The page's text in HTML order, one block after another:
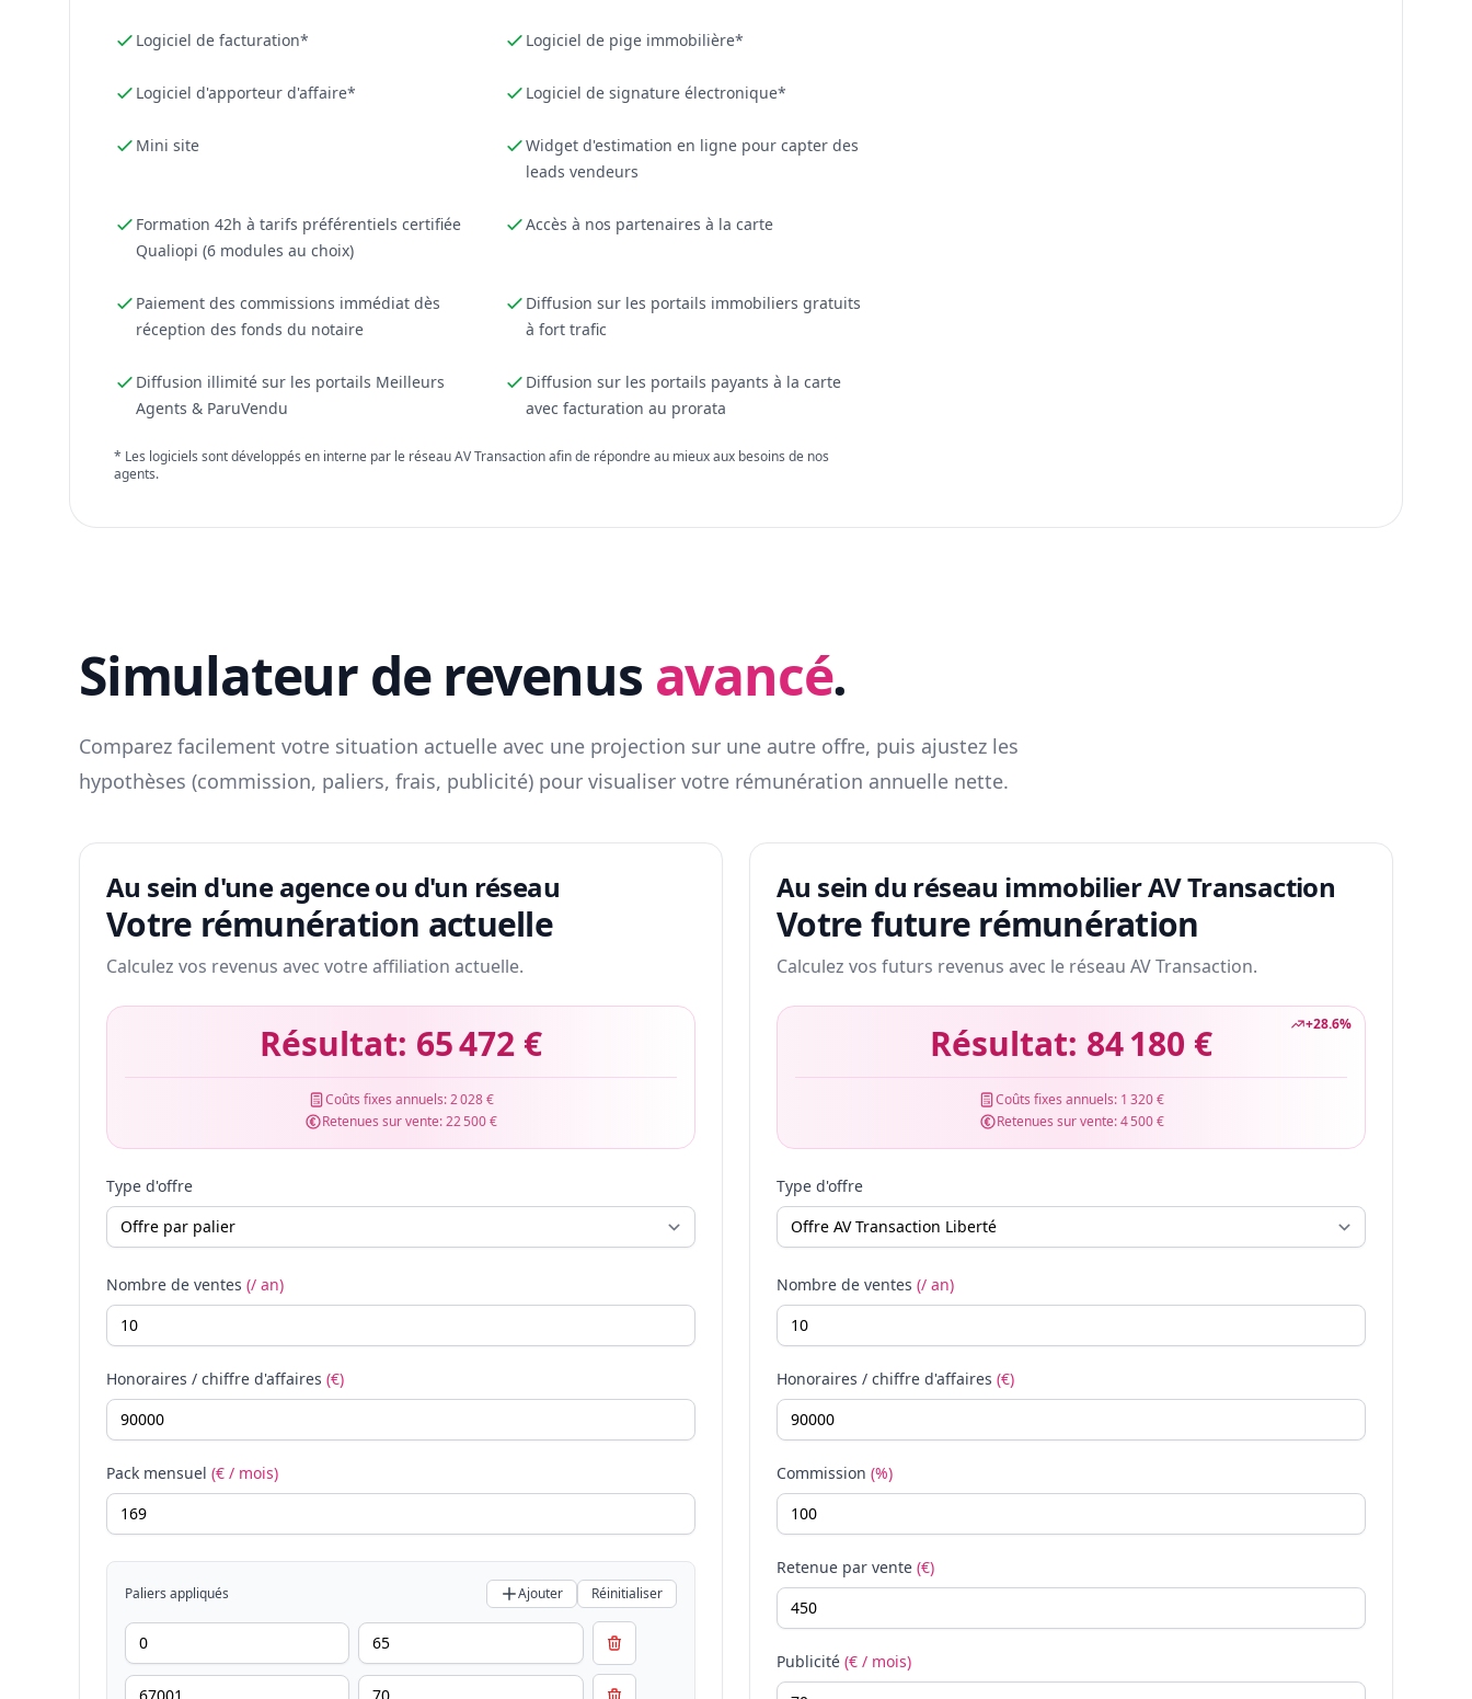
Logiciel de facturation* Logiciel de pige immobilière*
Logiciel d'apporteur d'affaire* Logiciel de signature électronique*
Mini site
Widget d'estimation en ligne pour capter des
leads vendeurs
Formation 42h à tarifs préférentiels certifiée
Qualiopi (6 modules au choix)
Accès à nos partenaires à la carte
Paiement des commissions immédiat dès
réception des fonds du notaire
Diffusion sur les portails immobiliers gratuits
à fort trafic
Diffusion illimité sur les portails Meilleurs
Agents & ParuVendu
Diffusion sur les portails payants à la carte
avec facturation au prorata
* Les logiciels sont développés en interne par le réseau AV Transaction afin de répondre au mieux aux besoins de nos
agents.
Simulateur de revenus avancé.
Comparez facilement votre situation actuelle avec une projection sur une autre offre, puis ajustez les
hypothèses (commission, paliers, frais, publicité) pour visualiser votre rémunération annuelle nette.
Au sein d'une agence ou d'un réseau
Votre rémunération actuelle
Calculez vos revenus avec votre affiliation actuelle.
Résultat: 65 472 €
Coûts fixes annuels:2 028 €
Retenues sur vente:22 500 €
Type d'offre
Nombre de ventes (/ an)
Honoraires / chiffre d'affaires (€)
Pack mensuel (€ / mois)
Paliers appliqués Ajouter Réinitialiser
Au sein du réseau immobilier AV Transaction
Votre future rémunération
Calculez vos futurs revenus avec le réseau AV Transaction.
+28.6%
Résultat: 84 180 €
Coûts fixes annuels: 1 320 €
Retenues sur vente:4 500 €
Type d'offre
Nombre de ventes (/ an)
Honoraires / chiffre d'affaires (€)
Commission (%)
Retenue par vente (€)
Publicité (€ / mois)